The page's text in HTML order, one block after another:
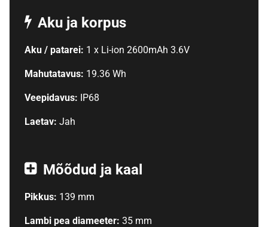
Aku ja korpus
Aku / patarei: 1 x Li-ion 2600mAh 3.6V
Mahutatavus: 19.36 Wh
Veepidavus: IP68
Laetav: Jah
Mõõdud ja kaal
Pikkus: 139 mm
Lambi pea diameeter: 35 mm